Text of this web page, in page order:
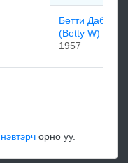
Бетти Дабл Ю
(Betty W)
1957
нэвтэрч орно уу.